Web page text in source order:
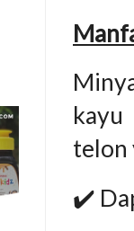
kayu
telon
✔️